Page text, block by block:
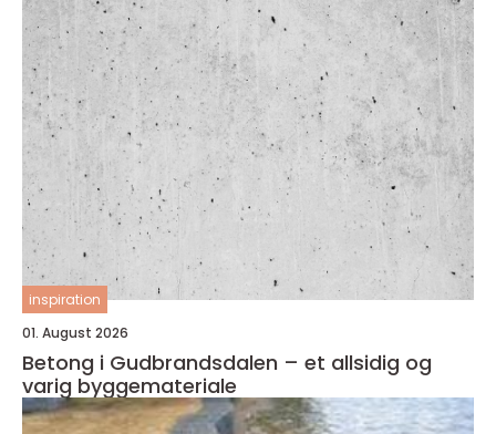
inspiration
01. August 2026
Betong i Gudbrandsdalen – et allsidig og
varig byggemateriale